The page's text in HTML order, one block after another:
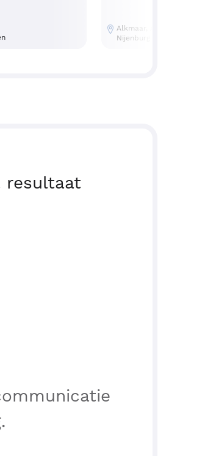
Alkmaar, Amsterdam -
Nijenburg
resultaat